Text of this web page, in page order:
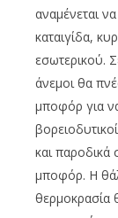
αναμένεται
καταιγίδα,
εσωτερικού.
άνεμοι θα
μποφόρ για
και παροδικά
μποφόρ. Η
θερμοκρασία